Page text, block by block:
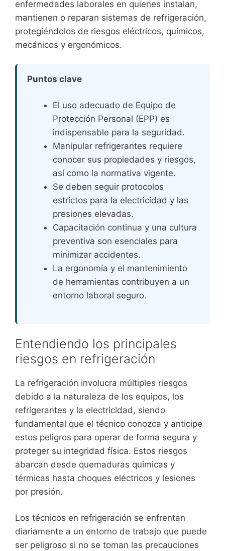
enfermedades laborales en quienes instalan,
mantienen o reparan sistemas de refrigeración,
protegiéndolos de riesgos eléctricos, químicos,
mecánicos y ergonómicos.
Puntos clave
El uso adecuado de Equipo de
Protección Personal (EPP) es
indispensable para la seguridad.
Manipular refrigerantes requiere
conocer sus propiedades y riesgos,
así como la normativa vigente.
Se deben seguir protocolos
estrictos para la electricidad y las
presiones elevadas.
Capacitación continua y una cultura
preventiva son esenciales para
minimizar accidentes.
La ergonomía y el mantenimiento
de herramientas contribuyen a un
entorno laboral seguro.
Entendiendo los principales
riesgos en refrigeración
La refrigeración involucra múltiples riesgos
debido a la naturaleza de los equipos, los
refrigerantes y la electricidad, siendo
fundamental que el técnico conozca y anticipe
estos peligros para operar de forma segura y
proteger su integridad física. Estos riesgos
abarcan desde quemaduras químicas y
térmicas hasta choques eléctricos y lesiones
por presión.
Los técnicos en refrigeración se enfrentan
diariamente a un entorno de trabajo que puede
ser peligroso si no se toman las precauciones